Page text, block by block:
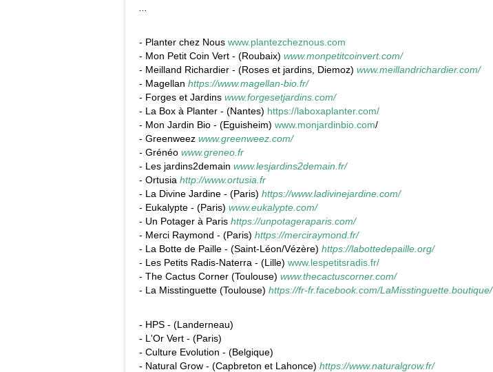
- Planter chez Nous www.plantezcheznous.com
- Mon Petit Coin Vert - (Roubaix) www.monpetitcoinvert.com/
- Meilland Richardier - (Roses et jardins, Diemoz) www.meillandrichardier.com/
- Magellan https://www.magellan-bio.fr/
- Forges et Jardins www.forgesetjardins.com/
- La Box à Planter - (Nantes) https://laboxaplanter.com/
- Mon Jardin Bio - (Eguisheim) www.monjardinbio.com/
- Greenweez www.greenweez.com/
- Grénéo www.greneo.fr
- Les jardins2demain www.lesjardins2demain.fr/
- Ortusia http://www.ortusia.fr
- La Divine Jardine - (Paris) https://www.ladivinejardine.com/
- Eukalypte - (Paris) www.eukalypte.com/
- Un Potager à Paris https://unpotageraparis.com/
- Merci Raymond - (Paris) https://merciraymond.fr/
- La Botte de Paille - (Saint-Léon/Vézère) https://labottedepaille.org/
- Les Petits Radis-Naterra - (Lille) www.lespetitsradis.fr/
- The Cactus Corner (Toulouse) www.thecactuscorner.com/
- La Misstinguette (Toulouse) https://fr-fr.facebook.com/LaMisstinguette.boutique/
- HPS - (Landerneau)
- L'Or Vert - (Paris)
- Culture Evolution - (Belgique)
- Natural Grow - (Capbreton et Lahonce) https://www.naturalgrow.fr/